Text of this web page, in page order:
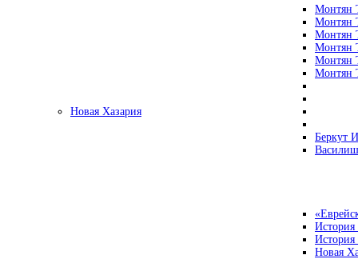
Монтян
Монтян
Монтян
Монтян
Монтян
Монтян
Новая Хазария
Беркут
Новая